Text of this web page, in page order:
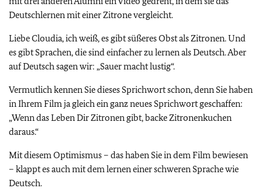
Deutschlernen mit einer Zitrone vergleicht.
Liebe Cloudia, ich weiß, es gibt süßeres Obst als Zitronen. Und
es gibt Sprachen, die sind einfacher zu lernen als Deutsch. Aber
auf Deutsch sagen wir: „Sauer macht lustig“.
Vermutlich kennen Sie dieses Sprichwort schon, denn Sie haben
in Ihrem Film ja gleich ein ganz neues Sprichwort geschaffen:
„Wenn das Leben Dir Zitronen gibt, backe Zitronenkuchen
daraus.“
Mit diesem Optimismus – das haben Sie in dem Film bewiesen
– klappt es auch mit dem lernen einer schweren Sprache wie
Deutsch.